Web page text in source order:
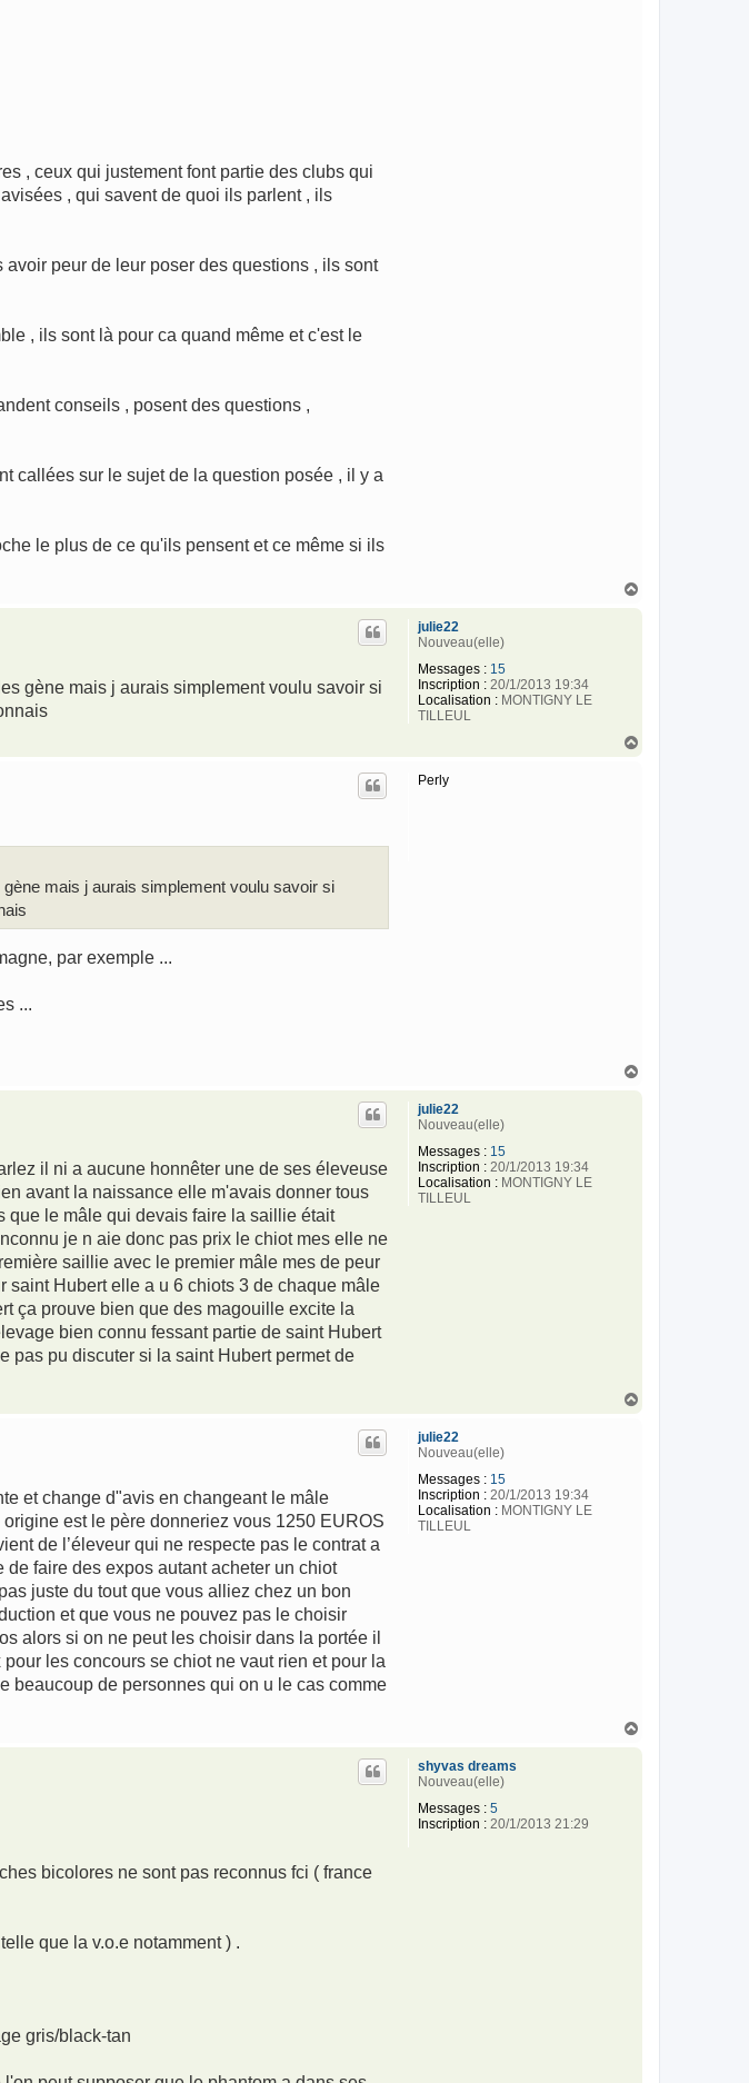
, ceux qui justement font partie des clubs qui
, qui savent de quoi ils parlent , ils
peur de leur poser des questions , ils sont
, ils sont là pour ca quand même et c'est le
conseils , posent des questions ,
callées sur le sujet de la question posée , il y a
le plus de ce qu'ils pensent et ce même si ils
julie22
Nouveau(elle)
Messages : 15
Inscription : 20/1/2013 19:34
Localisation : MONTIGNY LE
TILLEUL
gène mais j aurais simplement voulu savoir si
Perly
mais j aurais simplement voulu savoir si
par exemple ...
...
julie22
Nouveau(elle)
Messages : 15
Inscription : 20/1/2013 19:34
Localisation : MONTIGNY LE
TILLEUL
il ni a aucune honnêter une de ses éleveuse
avant la naissance elle m'avais donner tous
que le mâle qui devais faire la saillie était
je n aie donc pas prix le chiot mes elle ne
saillie avec le premier mâle mes de peur
Hubert elle a u 6 chiots 3 de chaque mâle
ça prouve bien que des magouille excite la
bien connu fessant partie de saint Hubert
pas pu discuter si la saint Hubert permet de
julie22
Nouveau(elle)
Messages : 15
Inscription : 20/1/2013 19:34
Localisation : MONTIGNY LE
TILLEUL
et change d"avis en changeant le mâle
est le père donneriez vous 1250 EUROS
de l’éleveur qui ne respecte pas le contrat a
faire des expos autant acheter un chiot
juste du tout que vous alliez chez un bon
et que vous ne pouvez pas le choisir
alors si on ne peut les choisir dans la portée il
les concours se chiot ne vaut rien et pour la
beaucoup de personnes qui on u le cas comme
shyvas dreams
Nouveau(elle)
Messages : 5
Inscription : 20/1/2013 21:29
bicolores ne sont pas reconnus fci ( france
que la v.o.e notamment ) .
gris/black-tan